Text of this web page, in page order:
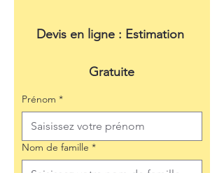
Devis en ligne : Estimation
Gratuite
Prénom *
Nom de famille *